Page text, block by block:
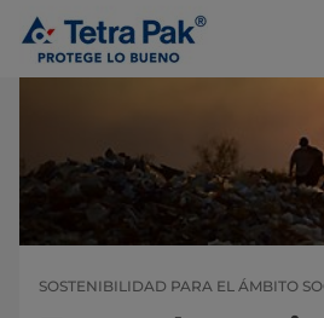
SOSTENIBILIDAD PARA EL ÁMBITO